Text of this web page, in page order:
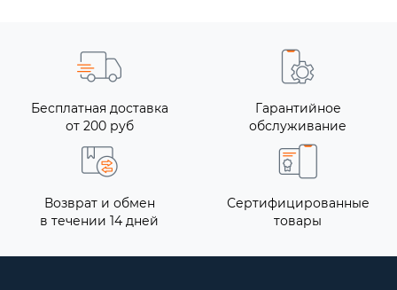
Бесплатная доставка
от 200 руб
Гарантийное
обслуживание
Возврат и обмен
в течении 14 дней
Сертифицированные
товары